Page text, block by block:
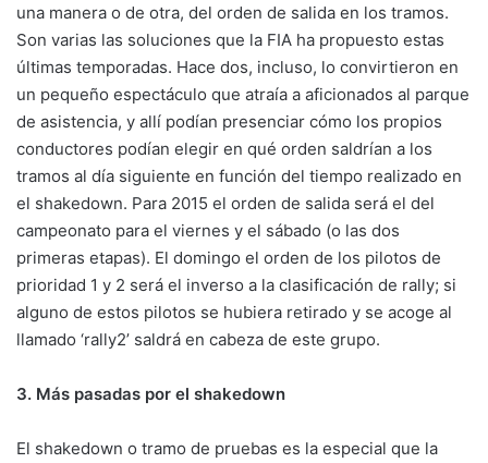
una manera o de otra, del orden de salida en los tramos.
Son varias las soluciones que la FIA ha propuesto estas
últimas temporadas. Hace dos, incluso, lo convirtieron en
un pequeño espectáculo que atraía a aficionados al parque
de asistencia, y allí podían presenciar cómo los propios
conductores podían elegir en qué orden saldrían a los
tramos al día siguiente en función del tiempo realizado en
el shakedown. Para 2015 el orden de salida será el del
campeonato para el viernes y el sábado (o las dos
primeras etapas). El domingo el orden de los pilotos de
prioridad 1 y 2 será el inverso a la clasificación de rally; si
alguno de estos pilotos se hubiera retirado y se acoge al
llamado ‘rally2’ saldrá en cabeza de este grupo.
3. Más pasadas por el shakedown
El shakedown o tramo de pruebas es la especial que la